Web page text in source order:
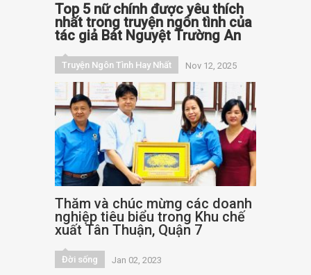
Top 5 nữ chính được yêu thích
nhất trong truyện ngôn tình của
tác giả Bát Nguyệt Trường An
Truyện Ngôn Tình Hay Nhất Nov 12, 2025
Thăm và chúc mừng các doanh
nghiệp tiêu biểu trong Khu chế
xuất Tân Thuận, Quận 7
Đời sống Jan 02, 2023